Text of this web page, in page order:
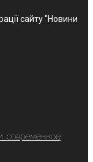
сайту "Новини
современное